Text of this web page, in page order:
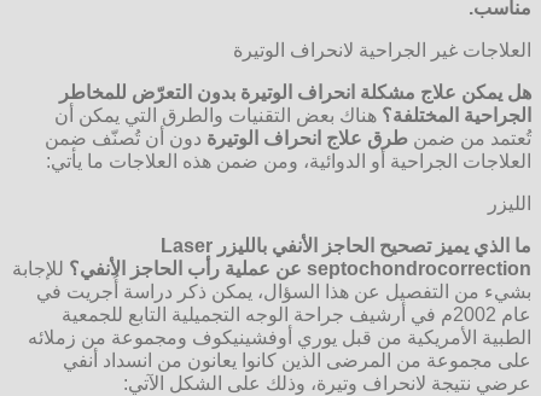
مناسب.
العلاجات غير الجراحية لانحراف الوتيرة
هل يمكن علاج مشكلة انحراف الوتيرة بدون التعرّض للمخاطر
الجراحية المختلفة؟ هناك بعض التقنيات والطرق التي يمكن أن
تُعتمد من ضمن طرق علاج انحراف الوتيرة دون أن تُصنّف ضمن
العلاجات الجراحية أو الدوائية، ومن ضمن هذه العلاجات ما يأتي:
الليزر
ما الذي يميز تصحيح الحاجز الأنفي بالليزر Laser
septochondrocorrection عن عملية رأب الحاجز الأنفي؟ للإجابة
بشيء من التفصيل عن هذا السؤال، يمكن ذكر دراسة أُجريت في
عام 2002م في أرشيف جراحة الوجه التجميلية التابع للجمعية
الطبية الأمريكية من قبل يوري أوفشينيكوف ومجموعة من زملائه
على مجموعة من المرضى الذين كانوا يعانون من انسداد أنفي
عرضي نتيجة لانحراف وتيرة، وذلك على الشكل الآتي: